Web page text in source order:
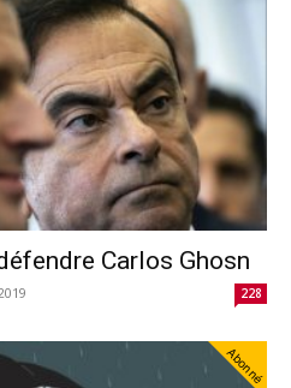
Carlos Ghosn
228
Abonné